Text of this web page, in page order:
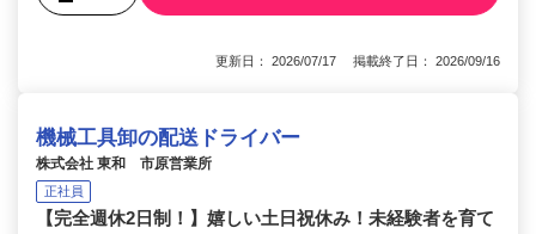
更新日： 2026/07/17 掲載終了日： 2026/09/16
機械工具卸の配送ドライバー
株式会社 東和 市原営業所
正社員
【完全週休2日制！】嬉しい土日祝休み！未経験者を育て